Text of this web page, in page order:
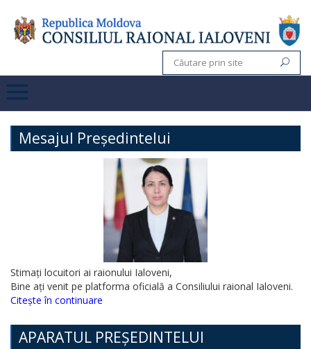
Mesajul Președintelui
Stimați locuitori ai raionului Ialoveni,
Bine ați venit pe platforma oficială a Consiliului raional Ialoveni.
Citește în continuare
APARATUL PREȘEDINTELUI